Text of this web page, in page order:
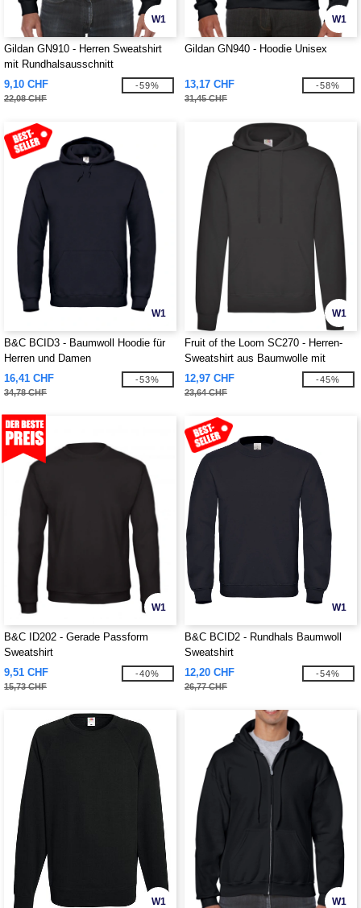
W1
Gildan GN910 - Herren Sweatshirt
mit Rundhalsausschnitt
9,10 CHF
22,08 CHF
-59%
W1
Gildan GN940 - Hoodie Unisex
13,17 CHF
31,45 CHF
-58%
W1
B&C BCID3 - Baumwoll Hoodie für
Herren und Damen
16,41 CHF
34,78 CHF
-53%
W1
Fruit of the Loom SC270 - Herren-
Sweatshirt aus Baumwolle mit
Kapuze
12,97 CHF
23,64 CHF
-45%
W1
B&C ID202 - Gerade Passform
Sweatshirt
9,51 CHF
15,73 CHF
-40%
W1
B&C BCID2 - Rundhals Baumwoll
Sweatshirt
12,20 CHF
26,77 CHF
-54%
W1 W1